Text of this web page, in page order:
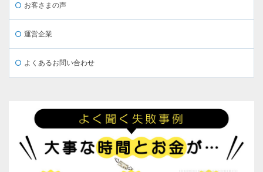
お客さまの声
運営企業
よくあるお問い合わせ